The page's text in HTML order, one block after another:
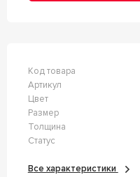
Код товара
Артикул
Цвет
Размер
Толщина
Статус
Все характеристики